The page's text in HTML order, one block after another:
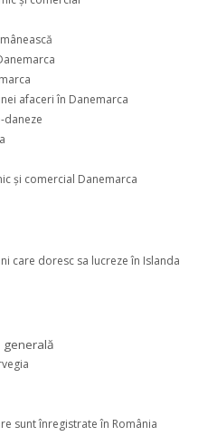
afaceri în Danemarca
daneze
şi comercial Danemarca
care doresc sa lucreze în Islanda
generală
sunt înregistrate în România